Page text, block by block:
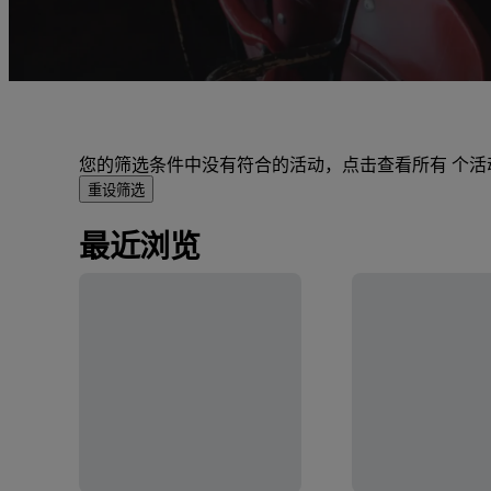
您的筛选条件中没有符合的活动，点击查看所有 个活
重设筛选
最近浏览